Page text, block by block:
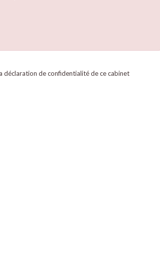
déclaration de confidentialité de ce cabinet